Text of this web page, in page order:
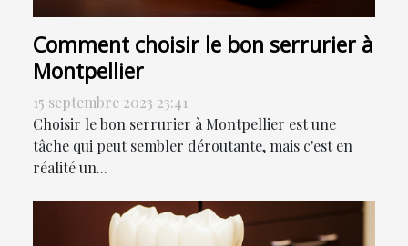
Comment choisir le bon serrurier à
Montpellier
15 septembre 2023 23:41
Choisir le bon serrurier à Montpellier est une
tâche qui peut sembler déroutante, mais c'est en
réalité un...